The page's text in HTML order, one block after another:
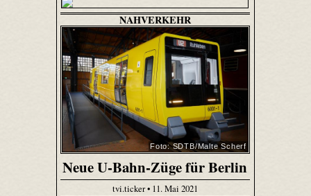
NAHVERKEHR
Foto: SDTB/Malte Scherf
Neue U-Bahn-Züge für Berlin
tvi.ticker • 11. Mai 2021